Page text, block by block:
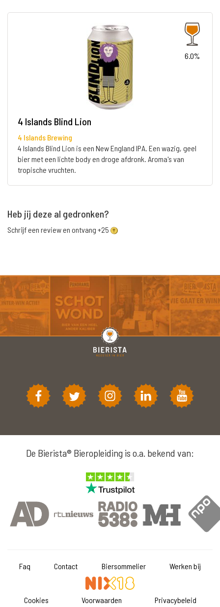
6.0%
4 Islands Blind Lion
4 Islands Brewing
4 Islands Blind Lion is een New England IPA. Een wazig, geel
bier met een lichte body en droge afdronk. Aroma's van
tropische vruchten.
Heb jij deze al gedronken?
Schrijf een review en ontvang +25
De Bierista® Bieropleiding is o.a. bekend van:
Faq Contact Biersommelier Werken bij
Cookies Voorwaarden Privacybeleid